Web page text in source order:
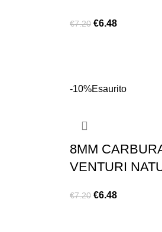
€7.20 €6.48
-10%Esaurito
8MM
VENTURI
€7.20 €6.48